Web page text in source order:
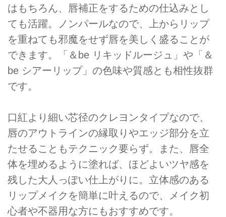
はもちろん、唇補正をするための仕込みとし
ても活躍。ノンパールなので、上からリップ
を重ねても邪魔をせず唇を美しく盛ることが
できます。「＆be リキッドルージュ」や「＆
be シアーリップ」の色味や質感とも相性抜群
です。
口紅より細い芯径のクレヨンタイプなので、
唇のアウトラインの縁取りやエッジ部分を立
たせることもテクニック要らず。また、唇全
体を埋めるように塗れば、ほどよいツヤ感を
残した大人っぽい仕上がりに。立体感のある
リップメイクを簡単に叶えるので、メイク初
心者や不器用な方にもおすすめです。